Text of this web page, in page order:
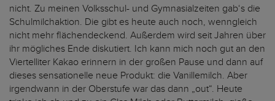
nicht. Zu meinen Volksschul- und Gymnasialzeiten gab‘s die
Schulmilchaktion. Die gibt es heute auch noch, wenngleich
nicht mehr flächendeckend. Außerdem wird seit Jahren über
ihr mögliches Ende diskutiert. Ich kann mich noch gut an den
Viertelliter Kakao erinnern in der großen Pause und dann auf
dieses sensationelle neue Produkt: die Vanillemilch. Aber
irgendwann in der Oberstufe war das dann „out“. Heute